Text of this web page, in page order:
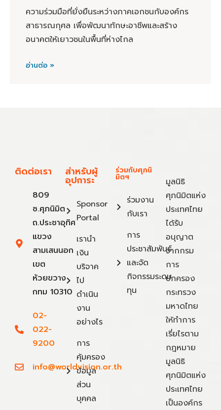
ความร่วมมือที่ยั่งยืนระหว่างภาคเอกชนกับองค์กร
สาธารณกุศล เพื่อพัฒนาทักษะอาชีพและสร้าง
อนาคตให้เยาวชนในพื้นที่ห่างไกล
อ่านต่อ »
ติดต่อเรา
809
ซ.ศุภนิมิต
ถ.ประชาอุทิศ
แขวง
สามเสนนอก
เขต
ห้วยขวาง
กทม 10310
02-
022-
9200
info@worldvision.or.th
สำหรับผู้
อุปการะ
Sponsor
Portal
เรานำ
เงิน
บริจาค
ไป
ดำเนิน
งาน
อย่างไร
การ
คุ้มครอง
ข้อมูล
ส่วน
บุคคล
ร่วมกับศุภนิ
มิตฯ
ร่วมงาน
กับเรา
การ
ประชาสัมพันธ์
และจัด
กิจกรรมระดม
ทุน
มูลนิธิ
ศุภนิมิตแห่ง
ประเทศไทย
ได้รับ
อนุญาต
จากกรม
การ
ปกครอง
กระทรวง
มหาดไทย
ให้ทำการ
เรี่ยไรตาม
กฎหมาย
มูลนิธิ
ศุภนิมิตแห่ง
ประเทศไทย
เป็นองค์กร